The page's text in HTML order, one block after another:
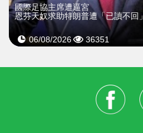
國際足協主席遭逼宮
恩芬天奴求助特朗普遭「已讀不回」
06/08/2026 36351